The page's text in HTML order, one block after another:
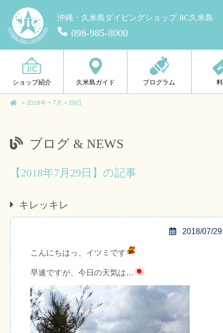
沖縄・久米島ダイビングショップ JiC久米島
098-985-8000
ショップ紹介 久米島ガイド プログラム
> 2018年 > 7月 > 29日
ブログ & NEWS
【2018年7月29日】の記事
キレッキレ
2018/07/29
こんにちはっ、イツミです
早速ですが、今日の天気は…